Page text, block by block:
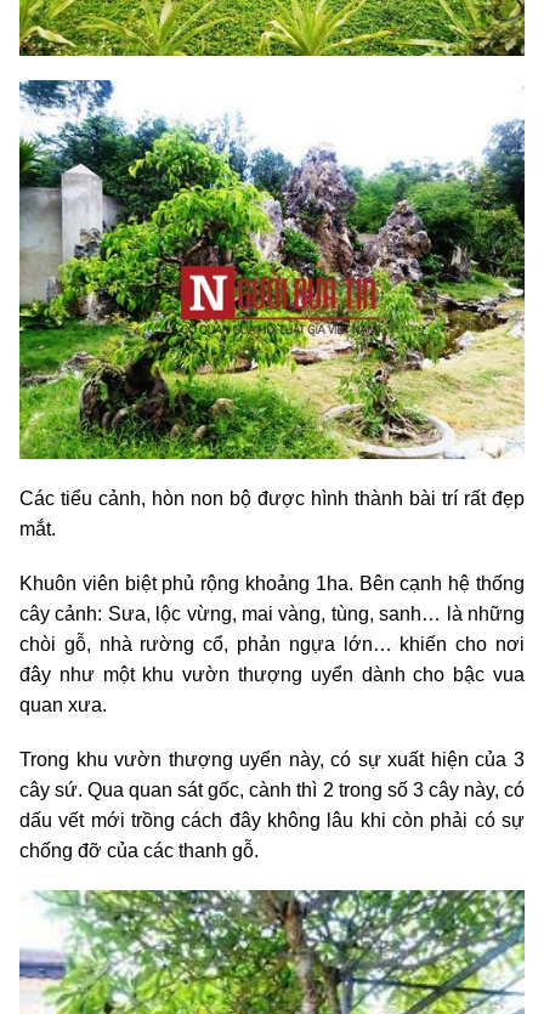
Các tiểu cảnh, hòn non bộ được hình thành bài trí rất đẹp
mắt.
Khuôn viên biệt phủ rộng khoảng 1ha. Bên cạnh hệ thống
cây cảnh: Sưa, lộc vừng, mai vàng, tùng, sanh… là những
chòi gỗ, nhà rường cổ, phản ngựa lớn… khiến cho nơi
đây như một khu vườn thượng uyển dành cho bậc vua
quan xưa.
Trong khu vườn thượng uyển này, có sự xuất hiện của 3
cây sứ. Qua quan sát gốc, cành thì 2 trong số 3 cây này, có
dấu vết mới trồng cách đây không lâu khi còn phải có sự
chống đỡ của các thanh gỗ.